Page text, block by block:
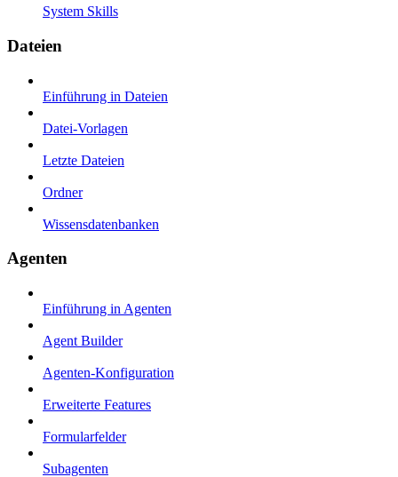
System Skills
Dateien
Einführung in Dateien
Datei-Vorlagen
Letzte Dateien
Ordner
Wissensdatenbanken
Agenten
Einführung in Agenten
Agent Builder
Agenten-Konfiguration
Erweiterte Features
Formularfelder
Subagenten